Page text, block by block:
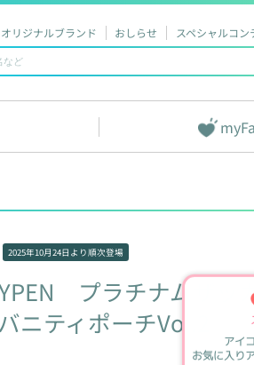
オリジナルブランド おしらせ スペシャルコン
2025年10月24日 より順次登場
プラチナムザッ
ニティポーチVol.2
アイ
お気に入り